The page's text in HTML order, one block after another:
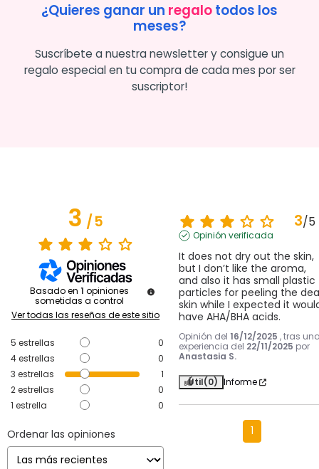
¿Quieres ganar un regalotodos los
meses?
Suscríbete a nuestra newsletter y consigue un
regalo especial en tu compra de cada mes por ser
suscriptor!
3/5
Basado en 1 opiniones
sometidas a control
Ver todas las reseñas de este sitio
5 estrellas
0
4estrellas
0
3 estrellas
1
2estrellas
0
1 estrella 0
Ordenar las opiniones
3/5
Opinión verificada
It does not dry out the skin,
but I don’t like the aroma,
and also it has small plastic
particles for peeling the
skin while I expected it
have AHA/BHA acids.
Opinión del 16/12/2025 , tras
experiencia del 22/11/2025 por
Anastasia S.
Útil(0) Informe
1